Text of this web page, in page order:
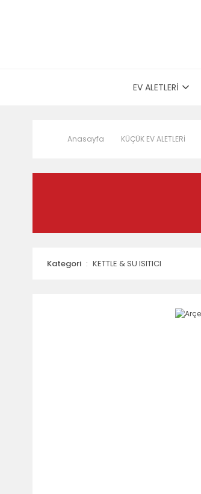
EV ALETLERİ
Anasayfa KÜÇÜK EV ALETLERİ
Kategori KETTLE & SU ISITICI